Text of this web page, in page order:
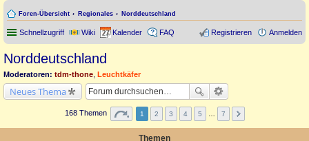
Foren-Übersicht Regionales Norddeutschland
Schnellzugriff Wiki Kalender FAQ Anmelden
Registrieren
Norddeutschland
Moderatoren: tdm-thone Leuchtkäfer
Neues Thema
168 Themen 1 2 3 4 5 7
Themen